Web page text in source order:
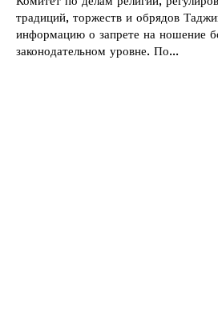
традиций, торжеств и обрядов
информацию о запрете на ношение
законодательном уровне. По...